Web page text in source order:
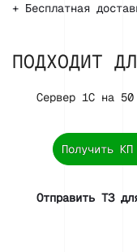
+ Бесплатная
ПОДХОДИТ
Сервер 1С на 50
Получить
Отправить ТЗ